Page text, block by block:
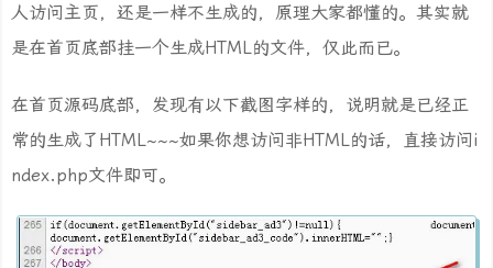
人访问主页，还是一样不生成的，原理大家都懂的。其实就
是在首页底部挂一个生成HTML的文件，仅此而已。
在首页源码底部，发现有以下截图字样的，说明就是已经正
常的生成了HTML~~~如果你想访问非HTML的话，直接访问i
ndex.php文件即可。